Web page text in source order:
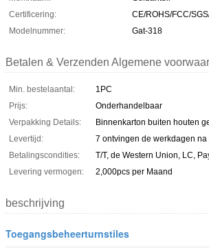
Certificering:
CE/ROHS/FCC/
Modelnummer:
Gat-318
Betalen & Verzenden Algemene
Min. bestelaantal:
1PC
Prijs:
Onderhandelbaar
Verpakking Details:
Binnenkarton buiten houten
Levertijd:
7 ontvingen de werkdagen na
Betalingscondities:
T/T, de Western Union, LC,
Levering vermogen:
2,000pcs per Maand
beschrijving
Toegangsbeheerturnstiles